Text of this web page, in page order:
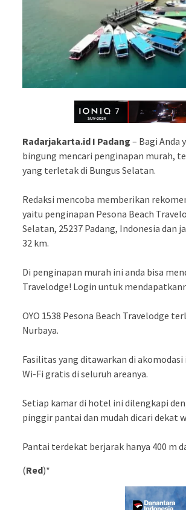
Radarjakarta.id I Padang – Bagi Anda
bingung mencari penginapan murah,
yang terletak di Bungus Selatan.
Redaksi mencoba memberikan
yaitu penginapan Pesona Beach
Selatan, 25237 Padang, Indonesia
32 km.
Di penginapan murah ini anda bisa
Travelodge! Login untuk
OYO 1538 Pesona Beach Travelodge
Nurbaya.
Fasilitas yang ditawarkan di
Wi-Fi gratis di seluruh areanya.
Setiap kamar di hotel ini dilengkapi
pinggir pantai dan mudah dicari dekat
Pantai terdekat berjarak hanya 400 m
(Red)*